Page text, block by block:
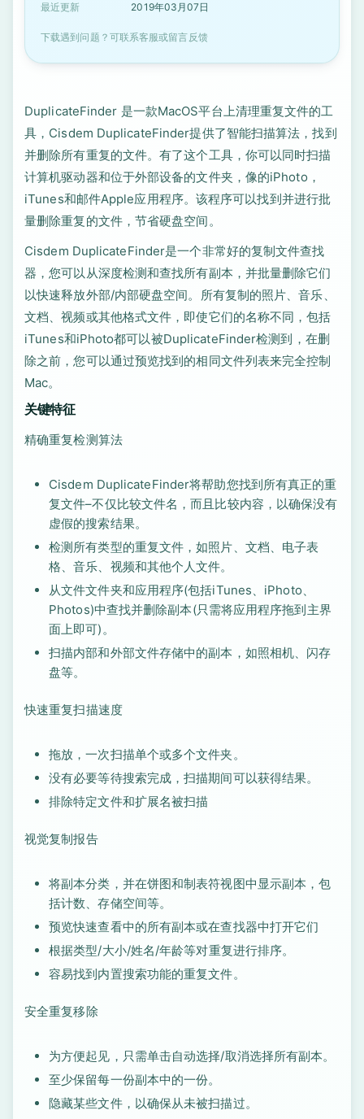
最近更新 2019年03月07日
下载遇到问题？可联系客服或留言反馈
DuplicateFinder 是一款MacOS平台上清理重复文件的工
具，Cisdem DuplicateFinder提供了智能扫描算法，找到
并删除所有重复的文件。有了这个工具，你可以同时扫描
计算机驱动器和位于外部设备的文件夹，像的iPhoto，
iTunes和邮件Apple应用程序。该程序可以找到并进行批
量删除重复的文件，节省硬盘空间。
Cisdem DuplicateFinder是一个非常好的复制文件查找
器，您可以从深度检测和查找所有副本，并批量删除它们
以快速释放外部/内部硬盘空间。所有复制的照片、音乐、
文档、视频或其他格式文件，即使它们的名称不同，包括
iTunes和iPhoto都可以被DuplicateFinder检测到，在删
除之前，您可以通过预览找到的相同文件列表来完全控制
Mac。
关键特征
精确重复检测算法
Cisdem DuplicateFinder将帮助您找到所有真正的重
复文件–不仅比较文件名，而且比较内容，以确保没有
虚假的搜索结果。
检测所有类型的重复文件，如照片、文档、电子表
格、音乐、视频和其他个人文件。
从文件文件夹和应用程序(包括iTunes、iPhoto、
Photos)中查找并删除副本(只需将应用程序拖到主界
面上即可)。
扫描内部和外部文件存储中的副本，如照相机、闪存
盘等。
快速重复扫描速度
拖放，一次扫描单个或多个文件夹。
没有必要等待搜索完成，扫描期间可以获得结果。
排除特定文件和扩展名被扫描
视觉复制报告
将副本分类，并在饼图和制表符视图中显示副本，包
括计数、存储空间等。
预览快速查看中的所有副本或在查找器中打开它们
根据类型/大小/姓名/年龄等对重复进行排序。
容易找到内置搜索功能的重复文件。
安全重复移除
为方便起见，只需单击自动选择/取消选择所有副本。
至少保留每一份副本中的一份。
隐藏某些文件，以确保从未被扫描过。